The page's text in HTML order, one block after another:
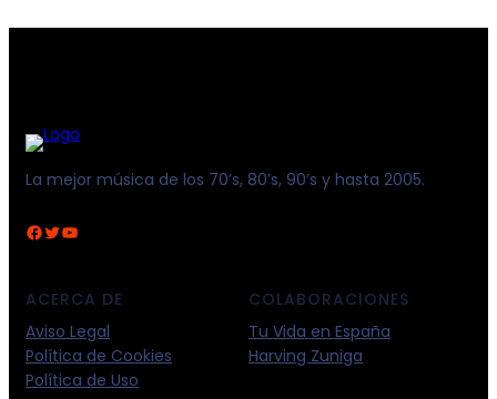
La mejor música de los 70’s, 80’s, 90’s y hasta 2005.
ACERCA DE
Aviso Legal
Política de Cookies
Política de Uso
COLABORACIONES
Tu Vida en España
Harving Zuniga